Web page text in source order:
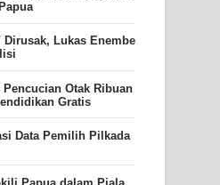
Dirusak, Lukas Enembe
Otak Ribuan
Gratis
Data Pemilih Pilkada